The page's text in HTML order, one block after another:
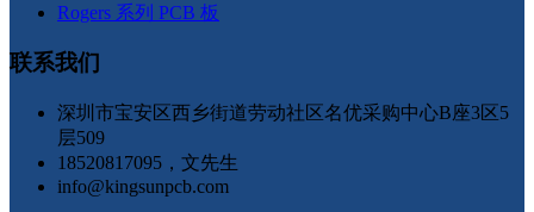
Rogers 系列 PCB 板
联系我们
深圳市宝安区西乡街道劳动社区名优采购中心B座3区5
层509
18520817095，文先生
info@kingsunpcb.com